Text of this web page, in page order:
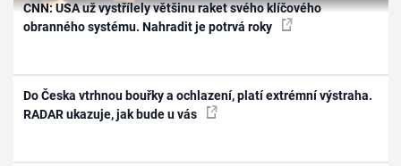
CNN: USA už vystřílely většinu raket svého klíčového
obranného systému. Nahradit je potrvá roky
Do Česka vtrhnou bouřky a ochlazení, platí extrémní výstraha.
RADAR ukazuje, jak bude u vás